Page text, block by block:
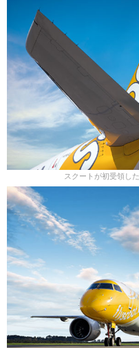
スクートが初受領し